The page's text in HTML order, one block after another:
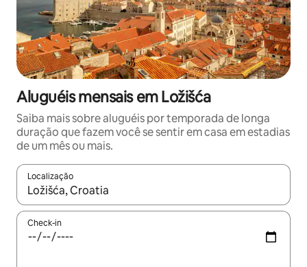
Aluguéis mensais em Ložišća
Saiba mais sobre aluguéis por temporada de longa
duração que fazem você se sentir em casa em estadias
de um mês ou mais.
Localização
Quando os resultados estiverem disponíveis, explore-os
Check-in